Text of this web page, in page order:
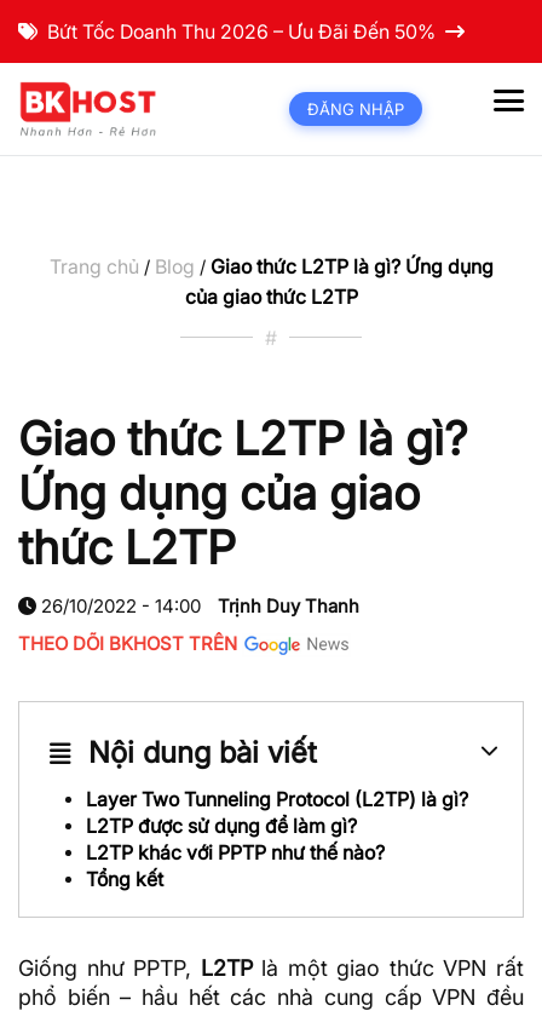
Bứt Tốc Doanh Thu 2026 – Ưu Đãi Đến 50%
ĐĂNG NHẬP
Trang chủ / Blog / Giao thức L2TP là gì? Ứng dụng
của giao thức L2TP
#
Giao thức L2TP là gì?
Ứng dụng của giao
thức L2TP
26/10/2022 - 14:00
Trịnh Duy Thanh
THEO DÕI BKHOST TRÊN
Nội dung bài viết
Layer Two Tunneling Protocol (L2TP) là gì?
L2TP được sử dụng để làm gì?
L2TP khác với PPTP như thế nào?
Tổng kết
Giống như PPTP, L2TPlà một giao thứcVPN rất
phổ biến – hầu hết các nhà cung cấp VPN đều